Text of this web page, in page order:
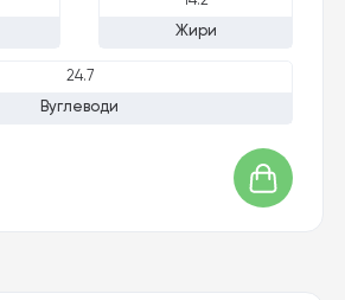
Жири
24.7
Вуглеводи